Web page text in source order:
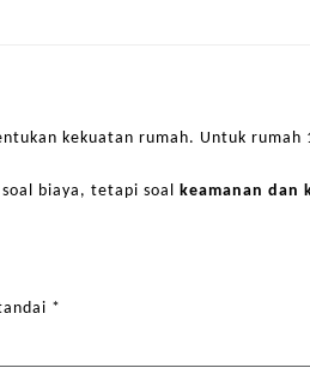
kekuatan rumah. Untuk
biaya, tetapi soal keamanan dan
*